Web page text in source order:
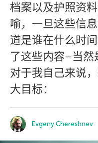
档案以及护照资
喻，一旦这些信
道是谁在什么时
了这些内容–当然
对于我自己来说
大目标：
Evgeny Chereshnev